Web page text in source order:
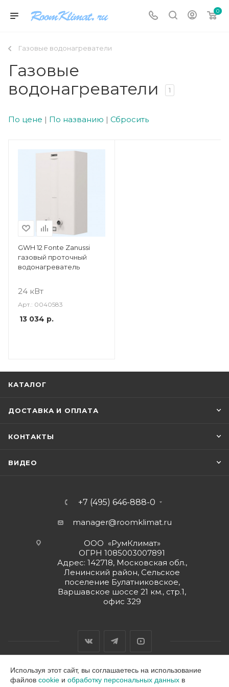
0
Газовые водонагреватели
Газовые
водонагреватели
1
По цене | По названию | Сбросить
GWH 12 Fonte Zanussi
газовый проточный
водонагреватель
24 кВт
Арт.: 0040583
13 034 р.
КАТАЛОГ
ДОСТАВКА И ОПЛАТА
КОНТАКТЫ
ВИДЕО
+7 (495) 646-888-0
manager@roomklimat.ru
ООО «РумКлимат»
ОГРН 1085003007891
Адрес: 142718, Московская обл.,
Ленинский район, Сельское
поселение Булатниковское,
Варшавское шоссе 21 км., стр.1,
офис 329
Используя этот сайт, вы соглашаетесь на использование
файлов cookie и обработку персональных данных в